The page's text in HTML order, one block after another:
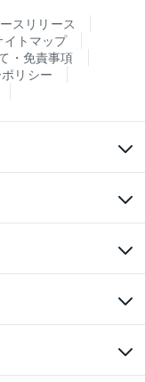
スリリース
イトマップ
・免責事項
リシー